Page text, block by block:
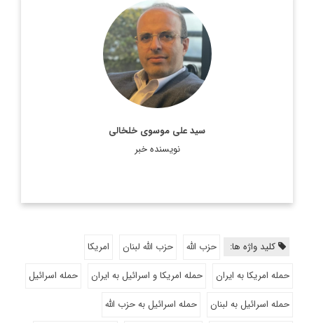
سید علی موسوی خلخالی
نویسنده خبر
روزنامه نگار، نویسنده، مترجم و سردبیر دیپلماسی ایرانی.
اطلاعات بیشتر
کلید واژه ها: حزب الله حزب الله لبنان
امریکا
حمله امریکا به ایران
حمله امریکا و اسرائیل به ایران
حمله اسرائیل
حمله اسرائیل به لبنان
حمله اسرائیل به حزب الله